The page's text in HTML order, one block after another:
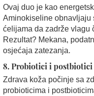
Ovaj duo je kao
Aminokiseline obnavljaju
ćelijama da zadrže vlagu
Rezultat? Mekana,
osjećaja zatezanja.
8.Probiotici i
Zdrava koža počinje sa
probioticima i